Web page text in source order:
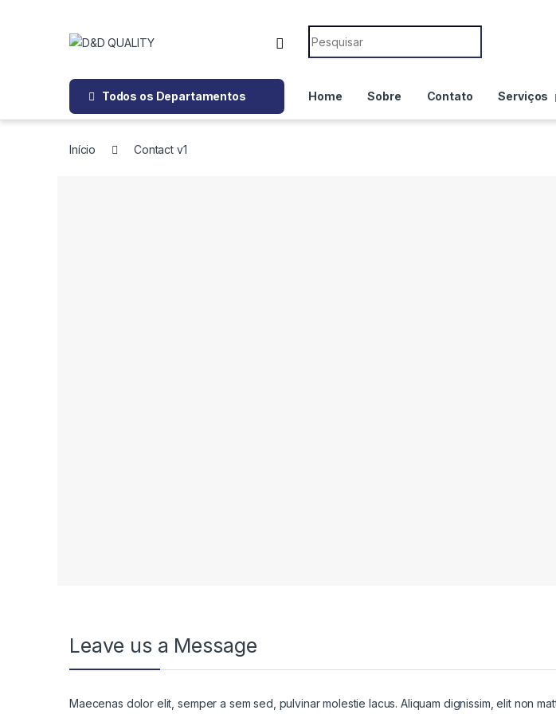
Todos os Departamentos Home Sobre Contato Serviços
Início Contact v1
Leave us a Message
Maecenas dolor elit, semper a sem sed, pulvinar molestie lacus. Aliquam dignissim, elit non